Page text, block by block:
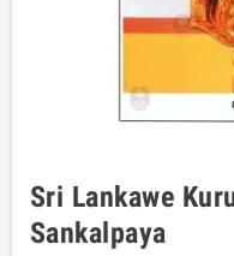
Sri Lankawe
Sankalpaya